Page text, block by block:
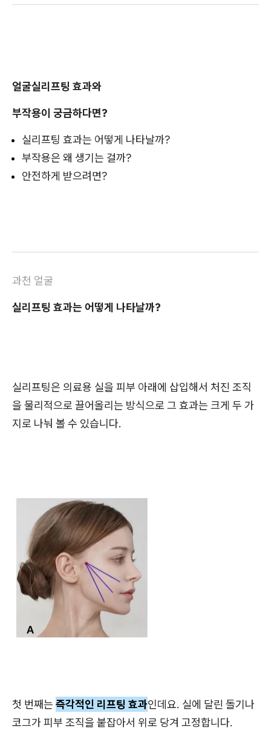
얼굴실리프팅 효과와
부작용이 궁금하다면?
실리프팅 효과는 어떻게 나타날까?
부작용은 왜 생기는 걸까?
안전하게 받으려면?
과천 얼굴
실리프팅 효과는 어떻게 나타날까?
실리프팅은 의료용 실을 피부 아래에 삽입해서 처진 조직
을 물리적으로 끌어올리는 방식으로 그 효과는 크게 두 가
지로 나눠 볼 수 있습니다.
첫 번째는 즉각적인 리프팅 효과인데요. 실에 달린 돌기나
코그가 피부 조직을 붙잡아서 위로 당겨 고정합니다.